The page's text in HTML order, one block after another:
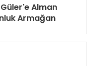
Güler'e Alman
Armağan